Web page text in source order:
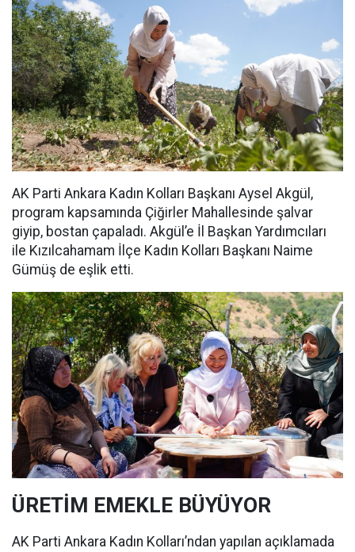
AK Parti Ankara Kadın Kolları Başkanı Aysel Akgül,
program kapsamında Çiğirler Mahallesinde şalvar
giyip, bostan çapaladı. Akgül’e İl Başkan Yardımcıları
ile Kızılcahamam İlçe Kadın Kolları Başkanı Naime
Gümüş de eşlik etti.
ÜRETİM EMEKLE BÜYÜYOR
AK Parti Ankara Kadın Kolları’ndan yapılan açıklamada